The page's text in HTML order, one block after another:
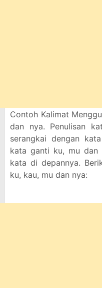
Contoh Kalimat
dan nya. Penulisan
serangkai dengan
kata ganti ku, mu dan
kata di depannya.
ku, kau, mu dan nya: